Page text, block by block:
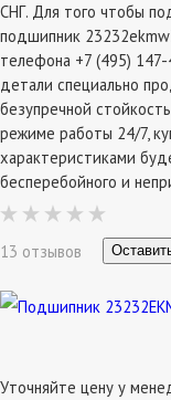
СНГ. Для того чтобы
подшипник
телефона +7 (495)
детали специально
безупречной
режиме работы 24/7,
характеристиками
бесперебойного и
13 отзывов
Уточняйте цену у